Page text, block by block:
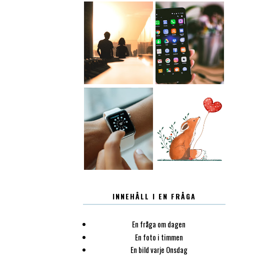
KONTAKT KONTAKTLISTA
12.30 LUGN
INNEHÅLL I EN FRÅGA
En fråga om dagen
En foto i timmen
En bild varje Onsdag